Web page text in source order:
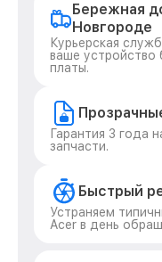
Бережная
Новгороде
Курьерская
ваше устройство
платы.
Гарантия 3 года
запчасти.
Быстрый
Устраняем
Acer в день